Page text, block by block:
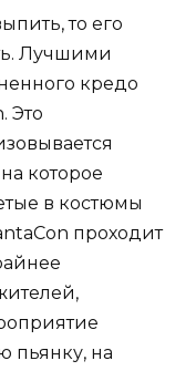
то его
Лучшими
кредо
Это
которое
в костюмы
проходит
пьянку, на